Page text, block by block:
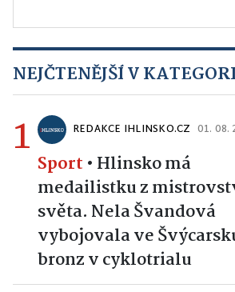
NEJČTENĚJŠÍ V
1 REDAKCE IHLINSKO.CZ 01. 08.
Sport • Hlinsko má
medailistku z
světa. Nela Švandová
vybojovala ve
bronz v cyklotrialu